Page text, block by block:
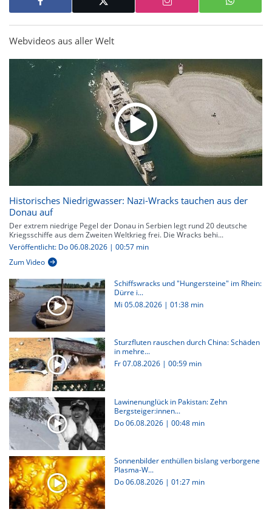
Webvideos aus aller Welt
Historisches Niedrigwasser: Nazi-Wracks tauchen aus der
Donau auf
Der extrem niedrige Pegel der Donau in Serbien legt rund 20 deutsche
Kriegsschiffe aus dem Zweiten Weltkrieg frei. Die Wracks behi...
Veröffentlicht: Do 06.08.2026 | 00:57 min
Zum Video
Schiffswracks und "Hungersteine" im Rhein:
Dürre i...
Mi 05.08.2026 | 01:38 min
Sturzfluten rauschen durch China: Schäden
in mehre...
Fr 07.08.2026 | 00:59 min
Lawinenunglück in Pakistan: Zehn
Bergsteiger:innen...
Do 06.08.2026 | 00:48 min
Sonnenbilder enthüllen bislang verborgene
Plasma-W...
Do 06.08.2026 | 01:27 min